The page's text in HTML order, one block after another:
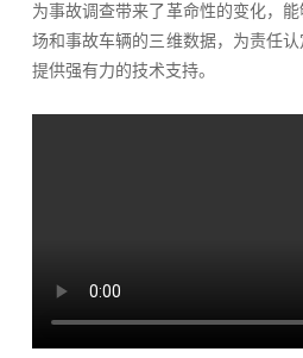
行业方案
客户支持
为事故调查带来了革命性的变化，
场和事故车辆的三维数据，为责任
提供强有力的技术支持。